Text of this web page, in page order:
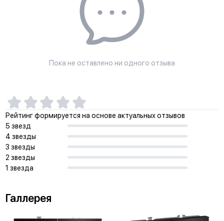
Пока не оставлено ни одного отзыва
Рейтинг формируется на основе актуальных отзывов
5 звезд
4 звезды
3 звезды
2 звезды
1 звезда
Галлерея